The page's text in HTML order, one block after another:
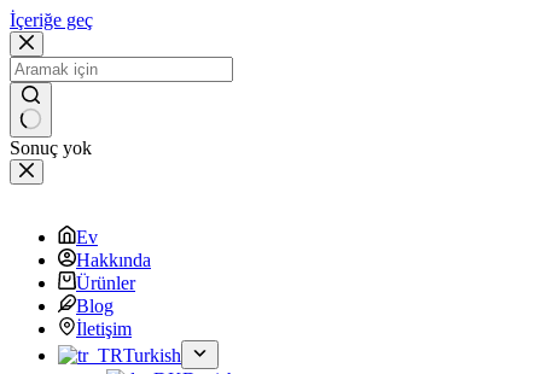
İçeriğe geç
Sonuç yok
Ev
Hakkında
Ürünler
Blog
İletişim
Turkish